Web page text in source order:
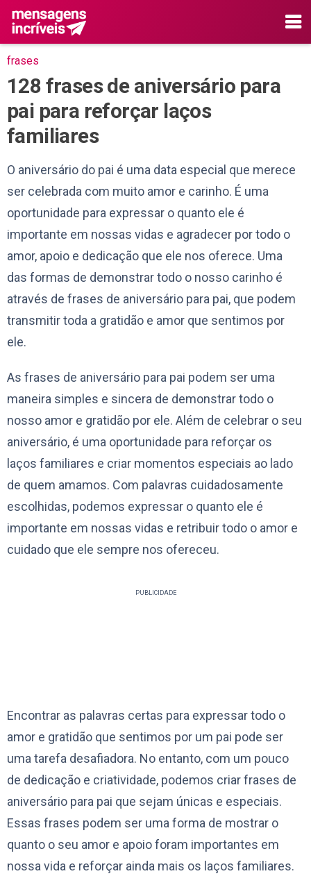
frases
128 frases de aniversário para
pai para reforçar laços
familiares
O aniversário do pai é uma data especial que merece
ser celebrada com muito amor e carinho. É uma
oportunidade para expressar o quanto ele é
importante em nossas vidas e agradecer por todo o
amor, apoio e dedicação que ele nos oferece. Uma
das formas de demonstrar todo o nosso carinho é
através de frases de aniversário para pai, que podem
transmitir toda a gratidão e amor que sentimos por
ele.
As frases de aniversário para pai podem ser uma
maneira simples e sincera de demonstrar todo o
nosso amor e gratidão por ele. Além de celebrar o seu
aniversário, é uma oportunidade para reforçar os
laços familiares e criar momentos especiais ao lado
de quem amamos. Com palavras cuidadosamente
escolhidas, podemos expressar o quanto ele é
importante em nossas vidas e retribuir todo o amor e
cuidado que ele sempre nos ofereceu.
PUBLICIDADE
Encontrar as palavras certas para expressar todo o
amor e gratidão que sentimos por um pai pode ser
uma tarefa desafiadora. No entanto, com um pouco
de dedicação e criatividade, podemos criar frases de
aniversário para pai que sejam únicas e especiais.
Essas frases podem ser uma forma de mostrar o
quanto o seu amor e apoio foram importantes em
nossa vida e reforçar ainda mais os laços familiares.